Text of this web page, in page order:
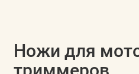
Ножи для